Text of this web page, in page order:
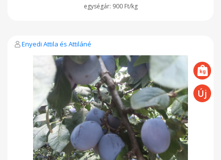
900 Ft/kg
Enyedi Attila és Attiláné